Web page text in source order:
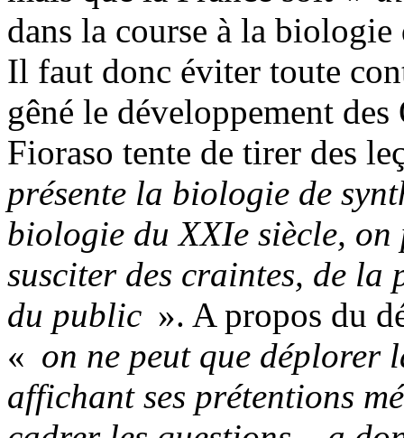
dans la course à la biologie
Il faut donc éviter toute
gêné le développement
Fioraso tente de tirer des
présente la biologie de
biologie du XXIe siècle, on
susciter des craintes, de la
du public ». A propos du
« on ne peut que déplorer
affichant ses prétentions